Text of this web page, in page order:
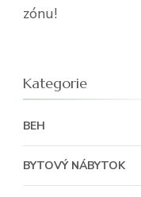
zónu!
Kategorie
BEH
BYTOVÝ NÁBYTOK